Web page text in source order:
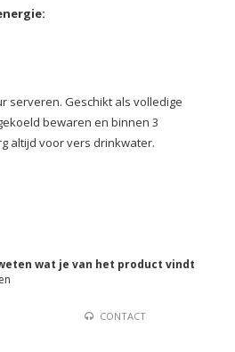
serveren. Geschikt als volledige
bewaren en binnen 3
altijd voor vers drinkwater.
wat je van het product vindt
CONTACT